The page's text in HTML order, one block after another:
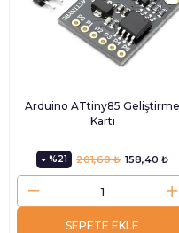
Arduino ATtiny85 Geliştirme
Kartı
%21 158,40 ₺
201,60 ₺
SEPETE EKLE